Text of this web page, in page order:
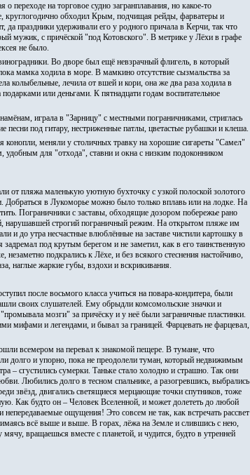
на торговое судно загранплавания, но какое-то
круглогодично обходил Крым, подчищая рейды, фарватеры и
праздники удерживали его у родного причала в Керчи, так что
мужик, с причёской "под Котовского". В метрике у Лёхи в графе
не было.
Во дворе был ещё невзрачный флигель, в который
мамка ходила в море. В мамкино отсутствие сызмальства за
колыбельные, лечила от вшей и кори, она же два раза ходила в
или деньгами. К пятнадцати годам воспитательное
играла в "Зарницу" с местными пограничниками, стриглась
под гитару, нестриженные патлы, цветастые рубашки и клеша.
меняли у столичных травку на хорошие сигареты "Самел"
для "отхода", ставни и окна с низким подоконником
от пляжа маленькую уютную бухточку с узкой полоской золотого
в Лукоморье можно было только вплавь или на лодке. На
Пограничники с заставы, обходящие дозором побережье рано
нарушавшей строгий пограничный режим. На открытом пляже им
и до утра несчастные влюблённые на заставе чистили картошку в
под крутым берегом и не заметил, как в его таинственную
подкрались к Лёхе, и без всякого стеснения настойчиво,
наглые жаркие губы, вздохи и вскрикивания.
после восьмого класса учиться на повара-кондитера, были
своих слушателей. Ему обрыдли комсомольские значки и
мозги" за причёску и у неё были заграничные пластинки.
мифами и легендами, и бывал за границей. Фарцевать не фарцевал,
всемером на перевал к знакомой пещере. В тумане, что
долго и упорно, пока не преодолели туман, который недвижимым
– сгустились сумерки. Таньке стало холодно и страшно. Так они
Любились долго в тесном спальнике, а разогревшись, выбрались
звёзд, двигались светящиеся мерцающие точки спутников, тоже
Как будто он – Человек Вселенной, и может долететь до любой
ощущения! Это совсем не так, как встречать рассвет
всё выше и выше. В горах, лёжа на Земле и слившись с нею,
вращаешься вместе с планетой, и чудится, будто в утренней